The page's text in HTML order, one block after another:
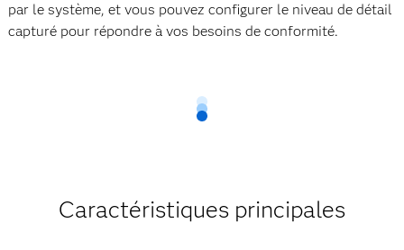
par le système, et vous pouvez configurer le niveau de détail
capturé pour répondre à vos besoins de conformité.
Caractéristiques principales